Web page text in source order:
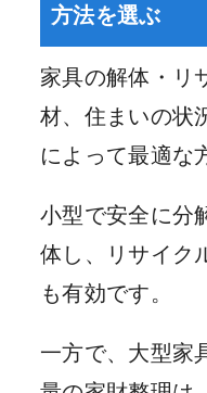
方法を選ぶ
家具の解体・リ
材、住まいの状
によって最適な
小型で安全に分
体し、リサイク
も有効です。
一方で、大型家